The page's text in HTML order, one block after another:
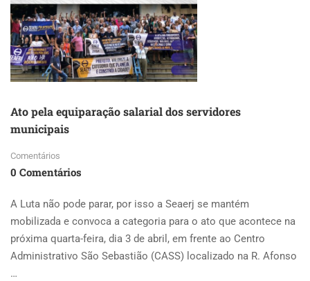
Ato pela equiparação salarial dos servidores
municipais
Comentários
0 Comentários
A Luta não pode parar, por isso a Seaerj se mantém
mobilizada e convoca a categoria para o ato que acontece na
próxima quarta-feira, dia 3 de abril, em frente ao Centro
Administrativo São Sebastião (CASS) localizado na R. Afonso
…